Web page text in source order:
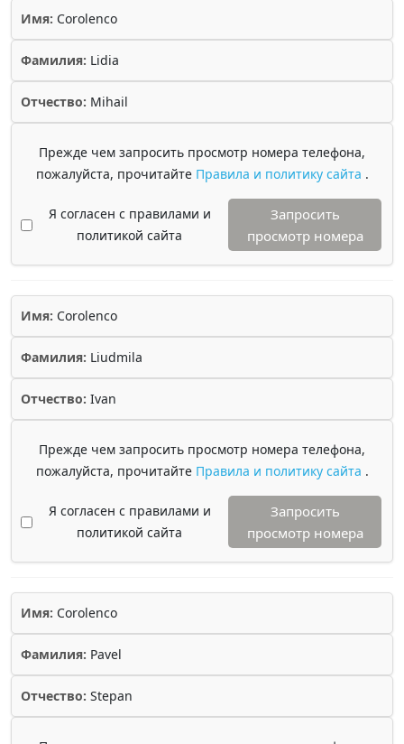
Имя: Corolenco
Фамилия: Lidia
Отчество: Mihail
Прежде чем запросить просмотр номера телефона,
пожалуйста, прочитайте Правила и политику сайта .
Я согласен с правилами и
политикой сайта
Запросить
просмотр номера
Имя: Corolenco
Фамилия: Liudmila
Отчество: Ivan
Прежде чем запросить просмотр номера телефона,
пожалуйста, прочитайте Правила и политику сайта .
Я согласен с правилами и
политикой сайта
Запросить
просмотр номера
Имя: Corolenco
Фамилия: Pavel
Отчество: Stepan